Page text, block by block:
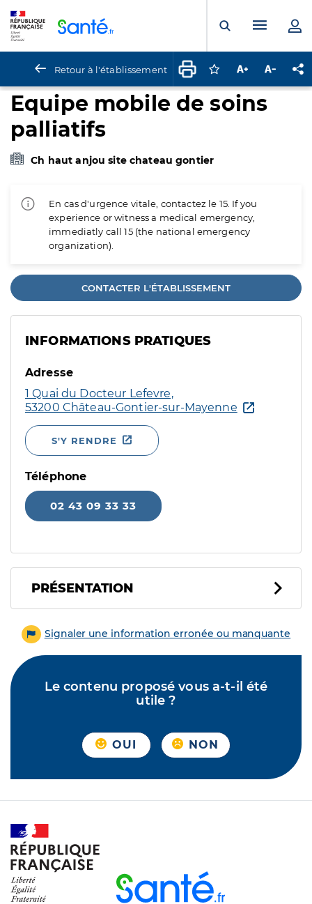
Ouvrir laMenu
Retour à l'établissement Connectez-vous
Augmenter la
Equipe mobile de soins
palliatifs
Ch haut anjou site chateau gontier
En cas d'urgence vitale, contactez le 15. If you
experience or witness a medical emergency,
immediatly call 15 (the national emergency
organization).
CONTACTER L'ÉTABLISSEMENT
INFORMATIONS PRATIQUES
Adresse
1 Quai du Docteur Lefevre,
53200 Château-Gontier-sur-Mayenne
S'Y RENDRE
Téléphone
02 43 09 33 33
PRÉSENTATION
Signaler une information erronée ou manquante
Le contenu proposé vous a-t-il été
utile ?
OUI NON